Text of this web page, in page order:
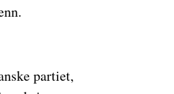
partiet,